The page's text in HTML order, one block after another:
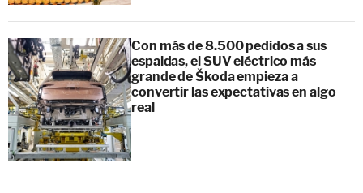
Con más de 8.500 pedidos a sus
espaldas, el SUV eléctrico más
grande de Škoda empieza a
convertir las expectativas en algo
real